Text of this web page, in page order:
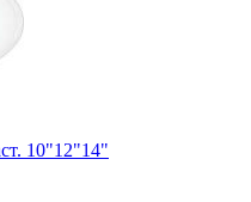
10"12"14"